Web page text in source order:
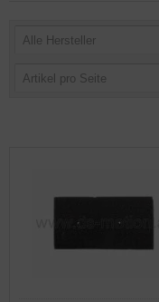
Alle Hersteller
Artikel pro Seite